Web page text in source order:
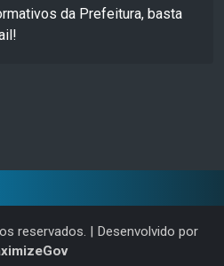
da Prefeitura, basta
reservados. | Desenvolvido por